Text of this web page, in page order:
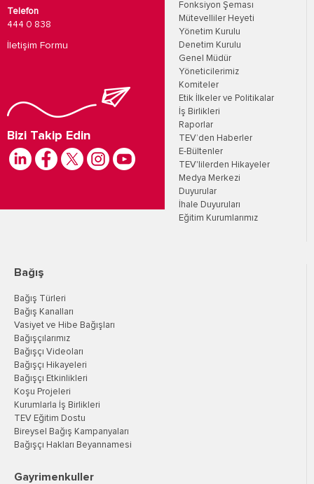
Telefon
444 0 838
İletişim Formu
Bizi Takip Edin
Fonksiyon Şeması
Mütevelliler Heyeti
Yönetim Kurulu
Denetim Kurulu
Genel Müdür
Yöneticilerimiz
Komiteler
Etik İlkeler ve Politikalar
İş Birlikleri
Raporlar
TEV’den Haberler
E-Bültenler
TEV'lilerden Hikayeler
Medya Merkezi
Duyurular
İhale Duyuruları
Eğitim Kurumlarımız
Bağış
Bağış Türleri
Bağış Kanalları
Vasiyet ve Hibe Bağışları
Bağışçılarımız
Bağışçı Videoları
Bağışçı Hikayeleri
Bağışçı Etkinlikleri
Koşu Projeleri
Kurumlarla İş Birlikleri
TEV Eğitim Dostu
Bireysel Bağış Kampanyaları
Bağışçı Hakları Beyannamesi
Gayrimenkuller